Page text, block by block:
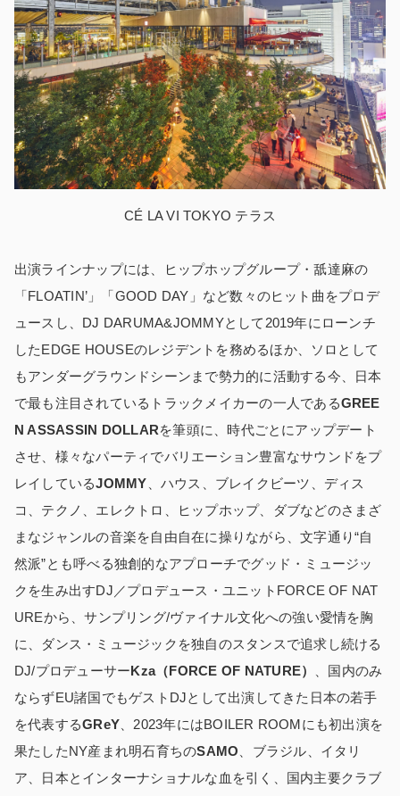
CÉ LA VI TOKYO テラス
出演ラインナップには、ヒップホップグループ・舐達麻の
「FLOATIN’」「GOOD DAY」など数々のヒット曲をプロデ
ュースし、DJ DARUMA&JOMMYとして2019年にローンチ
したEDGE HOUSEのレジデントを務めるほか、ソロとして
もアンダーグラウンドシーンまで勢力的に活動する今、日本
で最も注目されているトラックメイカーの一人であるGREE
N ASSASSIN DOLLARを筆頭に、時代ごとにアップデート
させ、様々なパーティでバリエーション豊富なサウンドをプ
レイしているJOMMY 、ハウス、ブレイクビーツ、ディス
コ、テクノ、エレクトロ、ヒップホップ、ダブなどのさまざ
まなジャンルの音楽を自由自在に操りながら、文字通り“自
然派”とも呼べる独創的なアプローチでグッド・ミュージッ
クを生み出すDJ／プロデュース・ユニットFORCE OF NAT
UREから、サンプリング/ヴァイナル文化への強い愛情を胸
に、ダンス・ミュージックを独自のスタンスで追求し続ける
DJ/プロデューサーKza（FORCE OF NATURE）
、国内のみ
ならずEU諸国でもゲストDJとして出演してきた日本の若手
を代表するGReY 、2023年にはBOILER ROOMにも初出演を
果たしたNY産まれ明石育ちのSAMO 、ブラジル、イタリ
ア、日本とインターナショナルな血を引く、国内主要クラブ